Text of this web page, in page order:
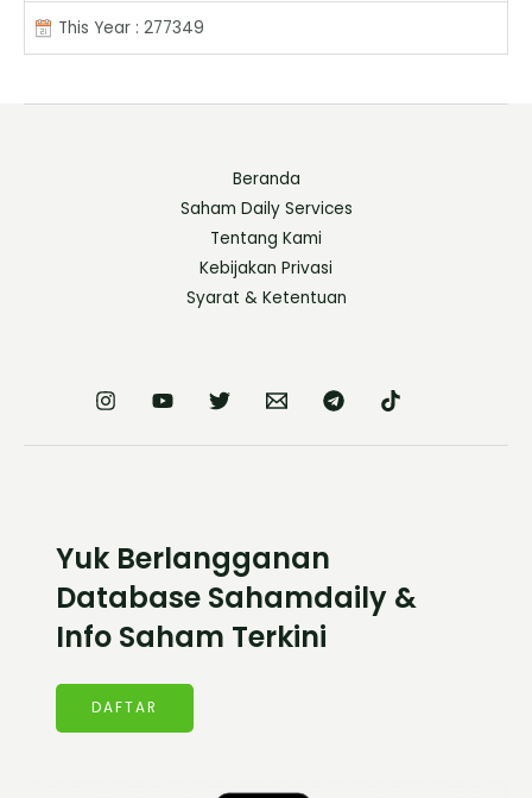
This Year : 277349
Beranda
Saham Daily Services
Tentang Kami
Kebijakan Privasi
Syarat & Ketentuan
Yuk Berlangganan
Database Sahamdaily &
Info Saham Terkini
DAFTAR